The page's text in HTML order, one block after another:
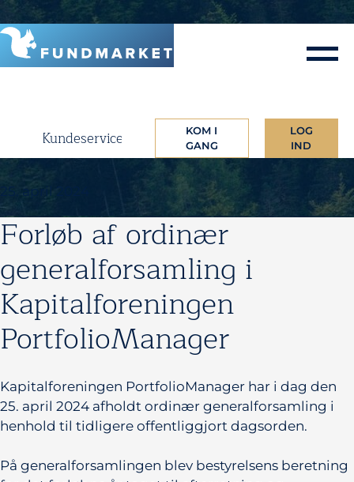
Skip
to
content
Kundeservice
KOM I
GANG
LOG
IND
25. april 2024
Forløb af ordinær
generalforsamling i
Kapitalforeningen
PortfolioManager
Kapitalforeningen PortfolioManager har i dag den
25. april 2024 afholdt ordinær generalforsamling i
henhold til tidligere offentliggjort dagsorden.
På generalforsamlingen blev bestyrelsens beretning